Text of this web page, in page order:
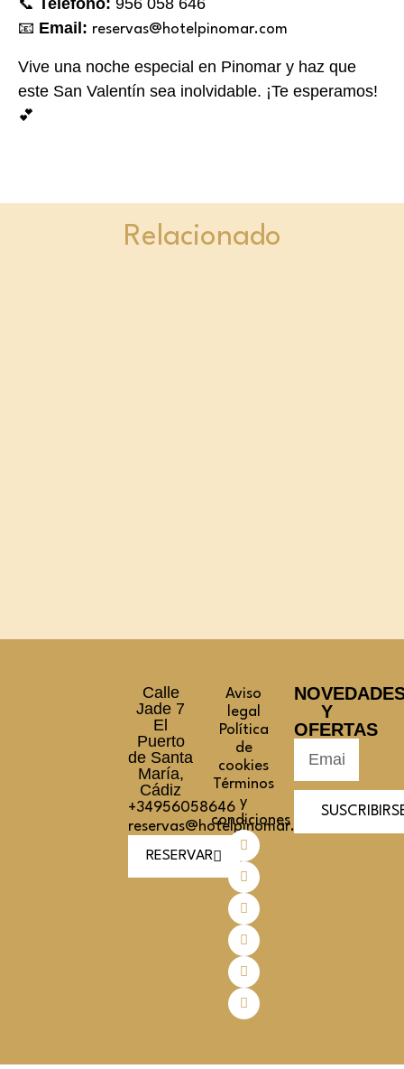
📞 Teléfono: 956 058 646
📧 Email: reservas@hotelpinomar.com
Vive una noche especial en Pinomar y haz que
este San Valentín sea inolvidable. ¡Te esperamos!
💕
Relacionado
Calle
Jade 7
El
Puerto
de Santa
María,
Cádiz
+34956058646
reservas@hotelpinomar.com
RESERVAR
Aviso
legal
Política
de
cookies
Términos
y
condiciones
Y
OFERTAS